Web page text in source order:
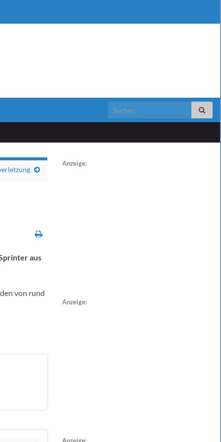
Search for:
aus
von rund
Anzeige:
Anzeige: